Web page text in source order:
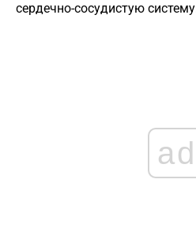
сердечно-сосудистую
ad